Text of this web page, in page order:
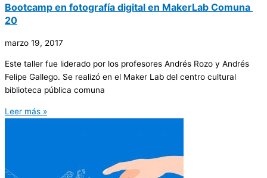
Bootcamp ​​en​​ fotografía​ ​digital ​​en ​​Maker​​Lab ​​Comuna​ ​
20
marzo 19, 2017
Este taller fue liderado por los profesores Andrés Rozo y Andrés
Felipe Gallego. Se realizó en el Maker Lab del centro cultural
biblioteca pública comuna
Leer más »